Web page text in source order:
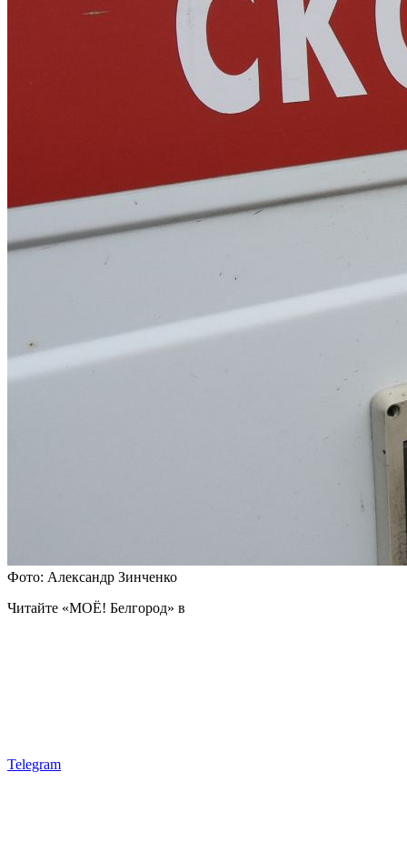
Фото: Александр Зинченко
Читайте «МОЁ! Белгород» в
Telegram